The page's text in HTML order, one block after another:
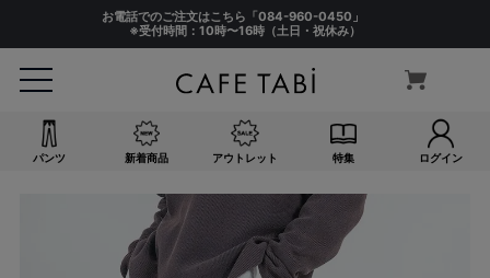
お電話でのご注文はこちら「084-960-0450 」
※受付時間：10時〜16時（土日・祝休み）
パンツ 新着商品 アウトレット 特集 ログイン